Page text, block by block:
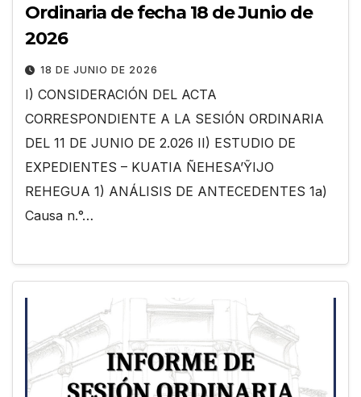
Ordinaria de fecha 18 de Junio de
2026
18 DE JUNIO DE 2026
I) CONSIDERACIÓN DEL ACTA
CORRESPONDIENTE A LA SESIÓN ORDINARIA
DEL 11 DE JUNIO DE 2.026 II) ESTUDIO DE
EXPEDIENTES – KUATIA ÑEHESA’ỸIJO
REHEGUA 1) ANÁLISIS DE ANTECEDENTES 1a)
Causa n.°…